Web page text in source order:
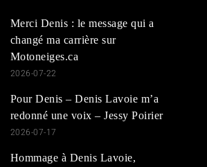
Merci Denis : le message qui a
changé ma carrière sur
Motoneiges.ca
2026-07-22
Pour Denis – Denis Lavoie m’a
redonné une voix – Jessy Poirier
2026-07-17
Hommage à Denis Lavoie,